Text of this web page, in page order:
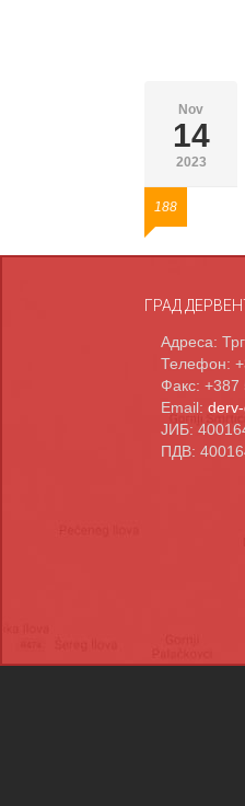
Nov
14
2023
188
ГРАД
Адреса:
Телефон:
Факс: +387
Email:
ЈИБ:
ПДВ: